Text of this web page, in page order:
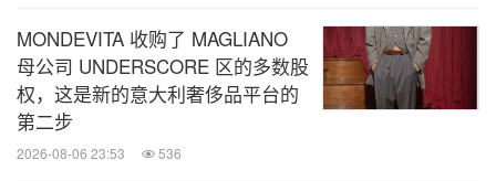
关键词：化妆品与个人护理 娱乐 时尚
日用品
分享到：
MONDEVITA 收购了 MAGLIANO
母公司 UNDERSCORE 区的多数股
权，这是新的意大利奢侈品平台的
第二步
2026-08-06 23:53 536